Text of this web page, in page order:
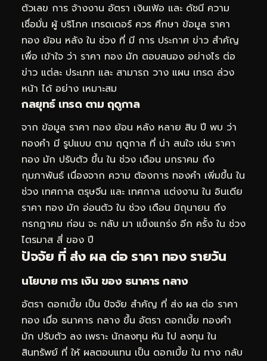
ตัวเลข การ จ้างงาน อัตรา เงินเฟ้อ และ ดัชนี ความ
เชื่อมั่น ผู้ บริโภค เทรดเดอร์ ควร ศึกษา ข้อมูล ราคา
ทอง ย้อน หลัง ใน ช่วง ที่ มี การ ประกาศ ข่าว สำคัญ
เพื่อ เข้าใจ ว่า ราคา ทอง มัก ตอบสนอง อย่างไร ต่อ
ข่าว แต่ละ ประเภท และ สามารถ วาง แผน เทรด ล่วง
หน้า ได้ อย่าง เหมาะสม
กลยุทธ์ เทรด ตาม ฤดูกาล
จาก ข้อมูล ราคา ทอง ย้อน หลัง หลาย สิบ ปี พบ ว่า
ทองคำ มี รูปแบบ ตาม ฤดูกาล ที่ น่า สนใจ เช่น ราคา
ทอง มัก ปรับตัว ขึ้น ใน ช่วง เดือน มกราคม ถึง
กุมภาพันธ์ เนื่องจาก ความ ต้องการ ทองคำ เพิ่มขึ้น ใน
ช่วง เทศกาล ตรุษจีน และ เทศกาล แต่งงาน ใน อินเดีย
ราคา ทอง มัก อ่อนตัว ใน ช่วง เดือน มิถุนายน ถึง
กรกฎาคม ก่อน จะ กลับ มา แข็งแกร่ง อีก ครั้ง ใน ช่วง
ไตรมาส สี่ ของ ปี
ปัจจัย ที่ ส่ง ผล ต่อ ราคา ทอง รายวัน
นโยบาย การ เงิน ของ ธนาคาร กลาง
อัตรา ดอกเบี้ย เป็น ปัจจัย สำคัญ ที่ ส่ง ผล ต่อ ราคา
ทอง เมื่อ ธนาคาร กลาง ขึ้น อัตรา ดอกเบี้ย ทองคำ
มัก ปรับตัว ลง เพราะ นักลงทุน หัน ไป ลงทุน ใน
สินทรัพย์ ที่ ให้ ผลตอบแทน เป็น ดอกเบี้ย ใน ทาง กลับ